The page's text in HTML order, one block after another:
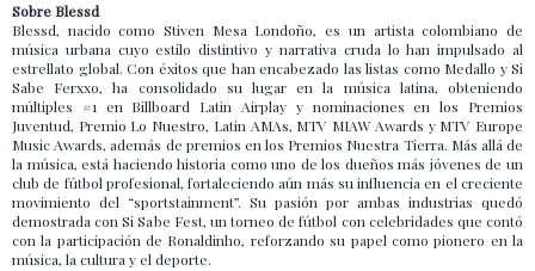
Sobre Blessd
Blessd, nacido como Stiven Mesa Londoño, es un artista colombiano de
música urbana cuyo estilo distintivo y narrativa cruda lo han impulsado al
estrellato global. Con éxitos que han encabezado las listas como Medallo y Si
Sabe Ferxxo, ha consolidado su lugar en la música latina, obteniendo
múltiples #1 en Billboard Latin Airplay y nominaciones en los Premios
Juventud, Premio Lo Nuestro, Latin AMAs, MTV MIAW Awards y MTV Europe
Music Awards, además de premios en los Premios Nuestra Tierra. Más allá de
la música, está haciendo historia como uno de los dueños más jóvenes de un
club de fútbol profesional, fortaleciendo aún más su influencia en el creciente
movimiento del “sportstainment”. Su pasión por ambas industrias quedó
demostrada con Si Sabe Fest, un torneo de fútbol con celebridades que contó
con la participación de Ronaldinho, reforzando su papel como pionero en la
música, la cultura y el deporte.